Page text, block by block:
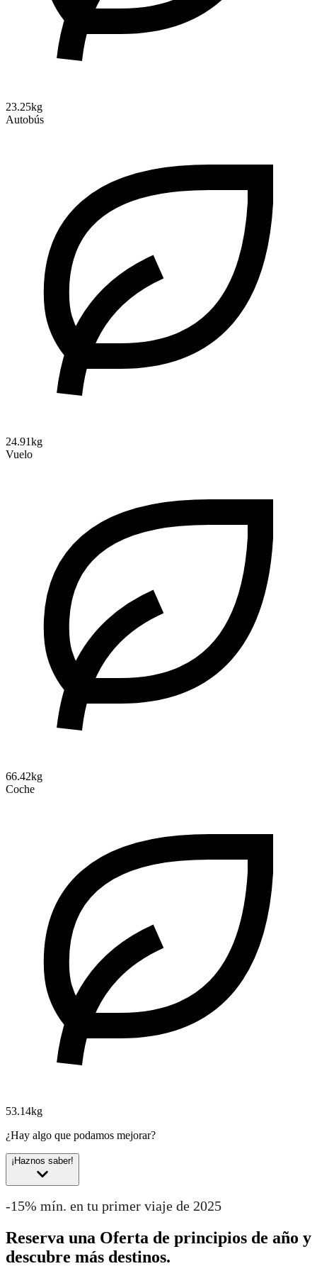
23.25kg
Autobús
24.91kg
Vuelo
66.42kg
Coche
53.14kg
¿Hay algo que podamos mejorar?
¡Haznos saber!
-15% mín. en tu primer viaje de 2025
Reserva una Oferta de principios de año y
descubre más destinos.